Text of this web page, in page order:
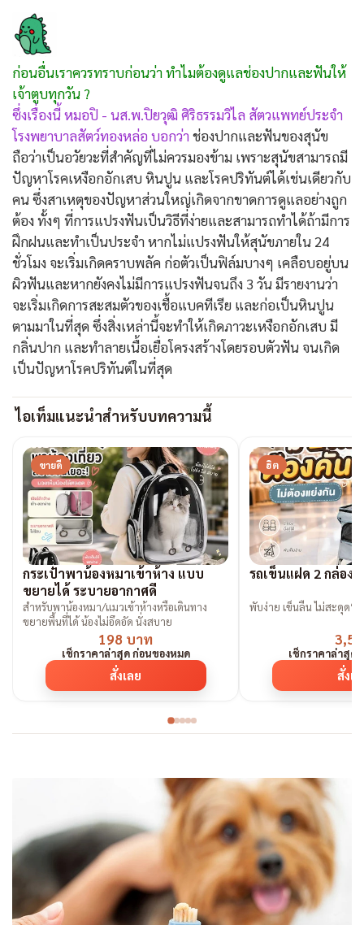
ก่อนอื่นเราควรทราบก่อนว่า ทำไมต้องดูแลช่องปากและฟันให้
เจ้าตูบทุกวัน ?
ซึ่งเรื่องนี้ หมอปิ - นส.พ.ปิยวุฒิ ศิริธรรมวิไล สัตวแพทย์ประจำ
โรงพยาบาลสัตว์ทองหล่อ บอกว่า ช่องปากและฟันของสุนัข
ถือว่าเป็นอวัยวะที่สำคัญที่ไม่ควรมองข้าม เพราะสุนัขสามารถมี
ปัญหาโรคเหงือกอักเสบ หินปูน และโรคปริทันต์ได้เช่นเดียวกับ
คน ซึ่งสาเหตุของปัญหาส่วนใหญ่เกิดจากขาดการดูแลอย่างถูก
ต้อง ทั้งๆ ที่การแปรงฟันเป็นวิธีที่ง่ายและสามารถทำได้ถ้ามีการ
ฝึกฝนและทำเป็นประจำ หากไม่แปรงฟันให้สุนัขภายใน 24
ชั่วโมง จะเริ่มเกิดคราบพลัค ก่อตัวเป็นฟิล์มบางๆ เคลือบอยู่บน
ผิวฟันและหากยังคงไม่มีการแปรงฟันจนถึง 3 วัน มีรายงานว่า
จะเริ่มเกิดการสะสมตัวของเชื้อแบคทีเรีย และก่อเป็นหินปูน
ตามมาในที่สุด ซึ่งสิ่งเหล่านี้จะทำให้เกิดภาวะเหงือกอักเสบ มี
กลิ่นปาก และทำลายเนื้อเยื่อโครงสร้างโดยรอบตัวฟัน จนเกิด
เป็นปัญหาโรคปริทันต์ในที่สุด
ไอเท็มแนะนำสำหรับบทความนี้
ขายดี
กระเป๋าพาน้องหมาเข้าห้าง แบบ
ขยายได้ ระบายอากาศดี
สำหรับพาน้องหมา/แมวเข้าห้างหรือเดินทาง
ขยายพื้นที่ได้ น้องไม่อึดอัด นั่งสบาย
198 บาท
เช็กราคาล่าสุด ก่อนของหมด
สั่งเลย
ฮิต
รถเข็นแฝด 2 กล่อง
พับง่าย เข็นลื่น ไม่สะดุด“ต้
เช็กราคาล่าสุด
สั่งเ